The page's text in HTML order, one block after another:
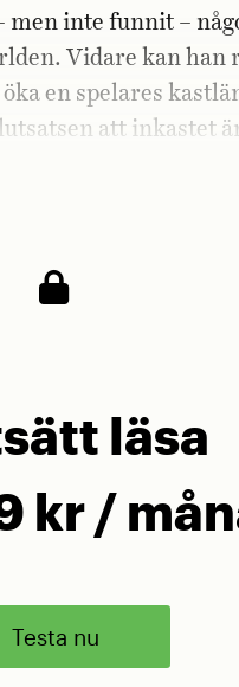
men inte funnit –
Vidare kan han
en spelares
att inkastet
läsa
kr /
Testa nu